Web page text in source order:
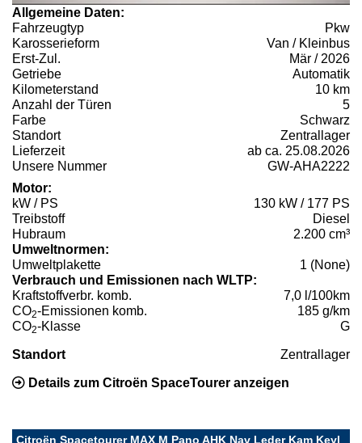
Allgemeine Daten:
Fahrzeugtyp
Pkw
Karosserieform
Van / Kleinbus
Erst-Zul.
Mär / 2026
Getriebe
Automatik
Kilometerstand
10 km
Anzahl der Türen
5
Farbe
Schwarz
Standort
Zentrallager
Lieferzeit
ab ca. 25.08.2026
Unsere Nummer
GW-AHA2222
Motor:
kW / PS
130 kW / 177 PS
Treibstoff
Diesel
Hubraum
2.200 cm³
Umweltnormen:
Umweltplakette
1 (None)
Verbrauch und Emissionen nach WLTP:
Kraftstoffverbr. komb.
7,0 l/100km
CO2-Emissionen komb.
185 g/km
CO2-Klasse G
Standort Zentrallager
Details zum Citroën SpaceTourer anzeigen
Citroën Spacetourer MAX M Pano AHK Nav Leder Kam Keyl